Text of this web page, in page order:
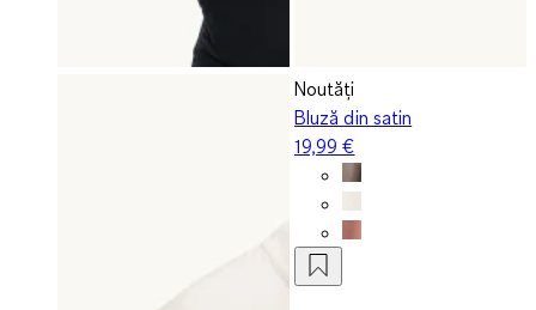
Noutăți
Bluză din satin
19,99 €